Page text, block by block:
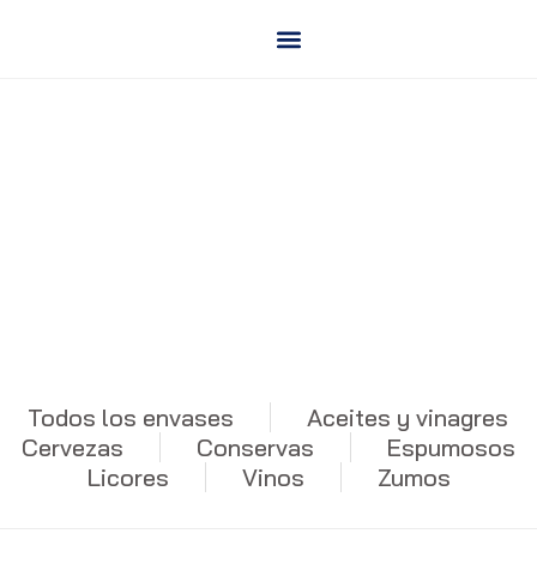
Todos los envases
Aceites y vinagres
Cervezas
Conservas
Espumosos
Licores
Vinos Zumos